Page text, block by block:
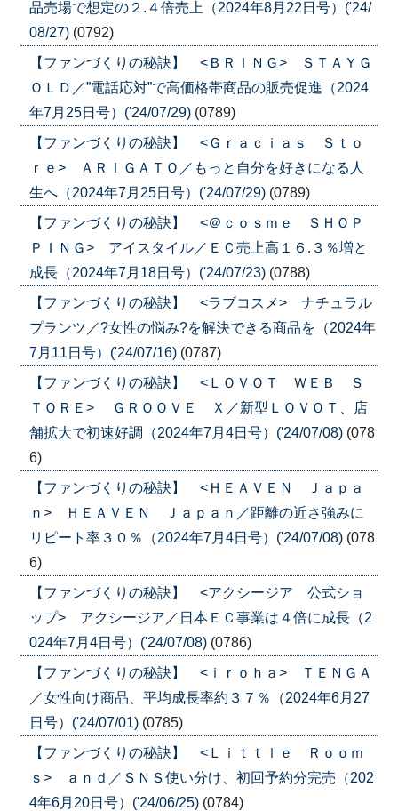
品売場で想定の２.４倍売上（2024年8月22日号）('24/
08/27) (0792)
【ファンづくりの秘訣】 <ＢＲＩＮＧ> ＳＴＡＹＧ
ＯＬＤ／”電話応対”で高価格帯商品の販売促進（2024
年7月25日号）('24/07/29) (0789)
【ファンづくりの秘訣】 <Ｇｒａｃｉａｓ Ｓｔｏ
ｒｅ> ＡＲＩＧＡＴＯ／もっと自分を好きになる人
生へ（2024年7月25日号）('24/07/29) (0789)
【ファンづくりの秘訣】 <＠ｃｏｓｍｅ ＳＨＯＰ
ＰＩＮＧ> アイスタイル／ＥＣ売上高１６.３％増と
成長（2024年7月18日号）('24/07/23) (0788)
【ファンづくりの秘訣】 <ラブコスメ> ナチュラル
プランツ／?女性の悩み?を解決できる商品を（2024年
7月11日号）('24/07/16) (0787)
【ファンづくりの秘訣】 <ＬＯＶＯＴ ＷＥＢ Ｓ
ＴＯＲＥ> ＧＲＯＯＶＥ Ｘ／新型ＬＯＶＯＴ、店
舗拡大で初速好調（2024年7月4日号）('24/07/08) (078
6)
【ファンづくりの秘訣】 <ＨＥＡＶＥＮ Ｊａｐａ
ｎ> ＨＥＡＶＥＮ Ｊａｐａｎ／距離の近さ強みに
リピート率３０％（2024年7月4日号）('24/07/08) (078
6)
【ファンづくりの秘訣】 <アクシージア 公式ショ
ップ> アクシージア／日本ＥＣ事業は４倍に成長（2
024年7月4日号）('24/07/08) (0786)
【ファンづくりの秘訣】 <ｉｒｏｈａ> ＴＥＮＧＡ
／女性向け商品、平均成長率約３７％（2024年6月27
日号）('24/07/01) (0785)
【ファンづくりの秘訣】 <Ｌｉｔｔｌｅ Ｒｏｏｍ
ｓ> ａｎｄ／ＳＮＳ使い分け、初回予約分完売（202
4年6月20日号）('24/06/25) (0784)